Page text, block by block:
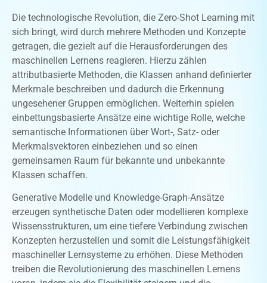
Die technologische Revolution, die Zero-Shot Learning mit
sich bringt, wird durch mehrere Methoden und Konzepte
getragen, die gezielt auf die Herausforderungen des
maschinellen Lernens reagieren. Hierzu zählen
attributbasierte Methoden, die Klassen anhand definierter
Merkmale beschreiben und dadurch die Erkennung
ungesehener Gruppen ermöglichen. Weiterhin spielen
einbettungsbasierte Ansätze eine wichtige Rolle, welche
semantische Informationen über Wort-, Satz- oder
Merkmalsvektoren einbeziehen und so einen
gemeinsamen Raum für bekannte und unbekannte
Klassen schaffen.
Generative Modelle und Knowledge-Graph-Ansätze
erzeugen synthetische Daten oder modellieren komplexe
Wissensstrukturen, um eine tiefere Verbindung zwischen
Konzepten herzustellen und somit die Leistungsfähigkeit
maschineller Lernsysteme zu erhöhen. Diese Methoden
treiben die Revolutionierung des maschinellen Lernens